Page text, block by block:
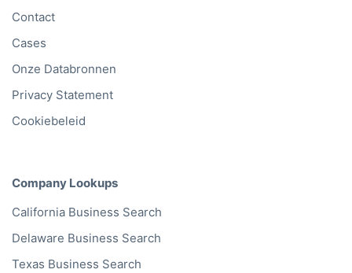
Contact
Cases
Onze Databronnen
Privacy Statement
Cookiebeleid
Company Lookups
California Business Search
Delaware Business Search
Texas Business Search